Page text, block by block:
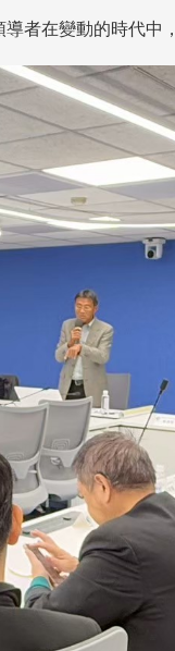
者在變動的時代中